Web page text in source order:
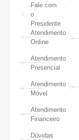
Fale com
o
Presidente
Atendimento
Online
Atendimento
Presencial
Atendimento
Móvel
Atendimento
Financeiro
Dúvidas